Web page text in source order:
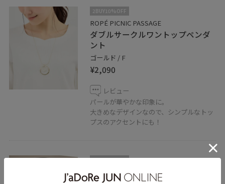
2BUY10%OFF
ROPÉ PICNIC PASSAGE
ダブルサークルワントップペンダ
ント
ゴールド / F
¥2,090
レビュー
パールが華やかな印象に。
大きめなデザインなので、シンプルなトッ
プスのアクセントにも！
2BUY10%OFF
ROPÉ PICNIC PASSAGE